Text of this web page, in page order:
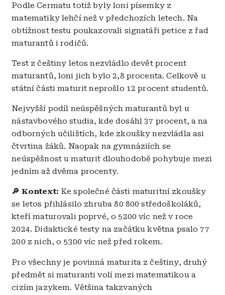
Podle Cermatu totiž byly loni písemky z
matematiky lehčí než v předchozích letech. Na
obtížnost testu poukazovali signatáři petice z řad
maturantů i rodičů.
Test z češtiny letos nezvládlo devět procent
maturantů, loni jich bylo 2,8 procenta. Celkově u
státní části maturit neprošlo 12 procent studentů.
Nejvyšší podíl neúspěšných maturantů byl u
nástavbového studia, kde dosáhl 37 procent, a na
odborných učilištích, kde zkoušky nezvládla asi
čtvrtina žáků. Naopak na gymnáziích se
neúspěšnost u maturit dlouhodobě pohybuje mezi
jedním až dvěma procenty.
🔎 Kontext: Ke společné části maturitní zkoušky
se letos přihlásilo zhruba 80 800 středoškoláků,
kteří maturovali poprvé, o 5200 víc než v roce
2024. Didaktické testy na začátku května psalo 77
200 z nich, o 5300 víc než před rokem.
Pro všechny je povinná maturita z češtiny, druhý
předmět si maturanti volí mezi matematikou a
cizím jazykem. Většina takzvaných